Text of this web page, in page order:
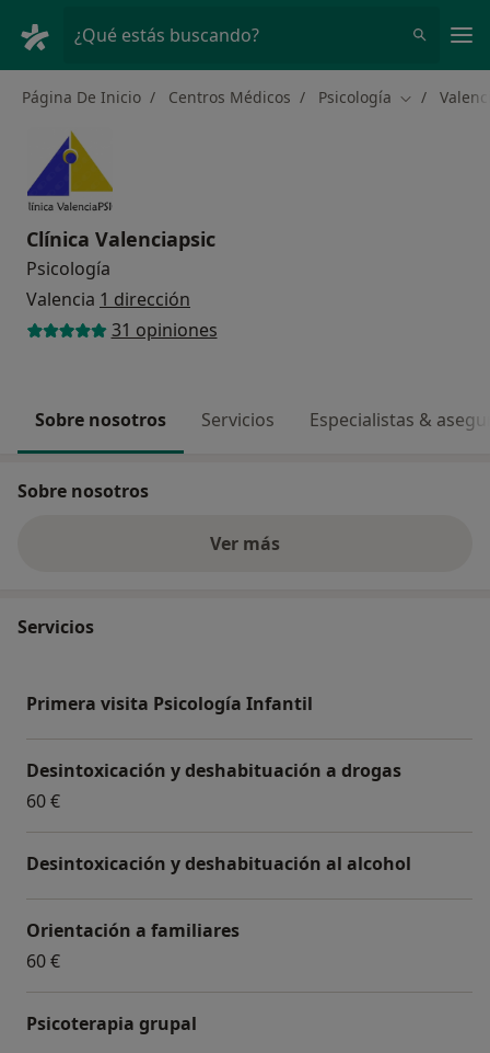
¿Qué estás buscando?
Página De Inicio Centros Médicos Psicología Cambiar de
Clínica Valenciapsic
Psicología
Valencia 1 dirección
31 opiniones
Sobre nosotros Servicios Especialistas &
Sobre nosotros
Ver más
Servicios
Primera visita Psicología Infantil
Desintoxicación y deshabituación a drogas
60 €
Desintoxicación y deshabituación al alcohol
Orientación a familiares
60 €
Psicoterapia grupal